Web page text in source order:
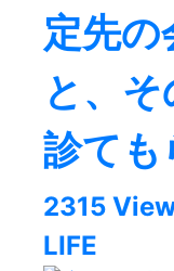
定先
と、
診ても
2315
LIFE